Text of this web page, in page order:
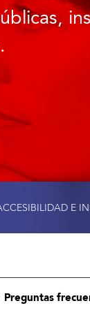
E
Preguntas